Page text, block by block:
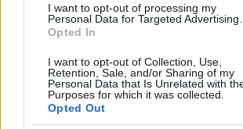
I want to opt-out of processing my
Personal Data for Targeted Advertising.
Opted In
I want to opt-out of Collection, Use,
Retention, Sale, and/or Sharing of my
Personal Data that Is Unrelated with
Purposes for which it was collected.
Opted Out
Bajón de Mikautadze
Mikautadze, quien apenas ha sumado 4
Comunio entre las jornadas 11 y 13 y
problemas físicos que le dejaron fuera